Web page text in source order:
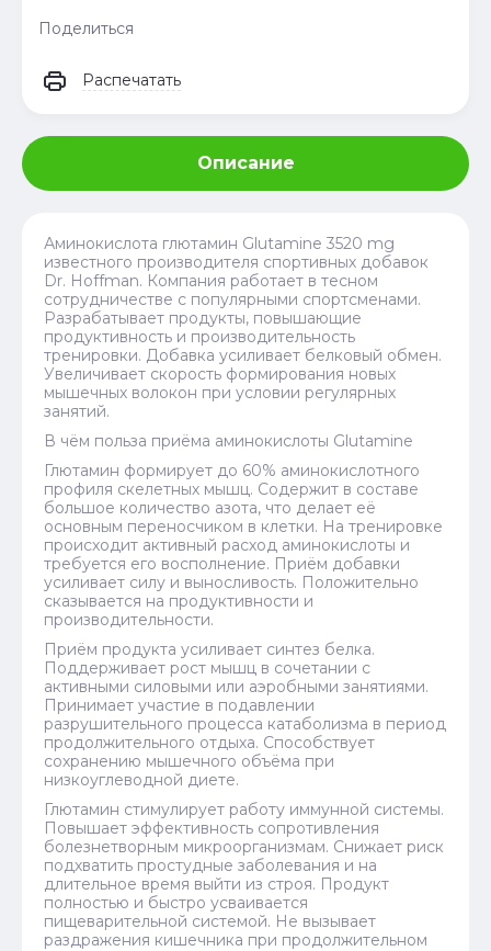
Поделиться
Распечатать
Описание
Аминокислота глютамин Glutamine 3520 mg
известного производителя спортивных добавок
Dr. Hoffman. Компания работает в тесном
сотрудничестве с популярными спортсменами.
Разрабатывает продукты, повышающие
продуктивность и производительность
тренировки. Добавка усиливает белковый обмен.
Увеличивает скорость формирования новых
мышечных волокон при условии регулярных
занятий.
В чём польза приёма аминокислоты Glutamine
Глютамин формирует до 60% аминокислотного
профиля скелетных мышц. Содержит в составе
большое количество азота, что делает её
основным переносчиком в клетки. На тренировке
происходит активный расход аминокислоты и
требуется его восполнение. Приём добавки
усиливает силу и выносливость. Положительно
сказывается на продуктивности и
производительности.
Приём продукта усиливает синтез белка.
Поддерживает рост мышц в сочетании с
активными силовыми или аэробными занятиями.
Принимает участие в подавлении
разрушительного процесса катаболизма в период
продолжительного отдыха. Способствует
сохранению мышечного объёма при
низкоуглеводной диете.
Глютамин стимулирует работу иммунной системы.
Повышает эффективность сопротивления
болезнетворным микроорганизмам. Снижает риск
подхватить простудные заболевания и на
длительное время выйти из строя. Продукт
полностью и быстро усваивается
пищеварительной системой. Не вызывает
раздражения кишечника при продолжительном